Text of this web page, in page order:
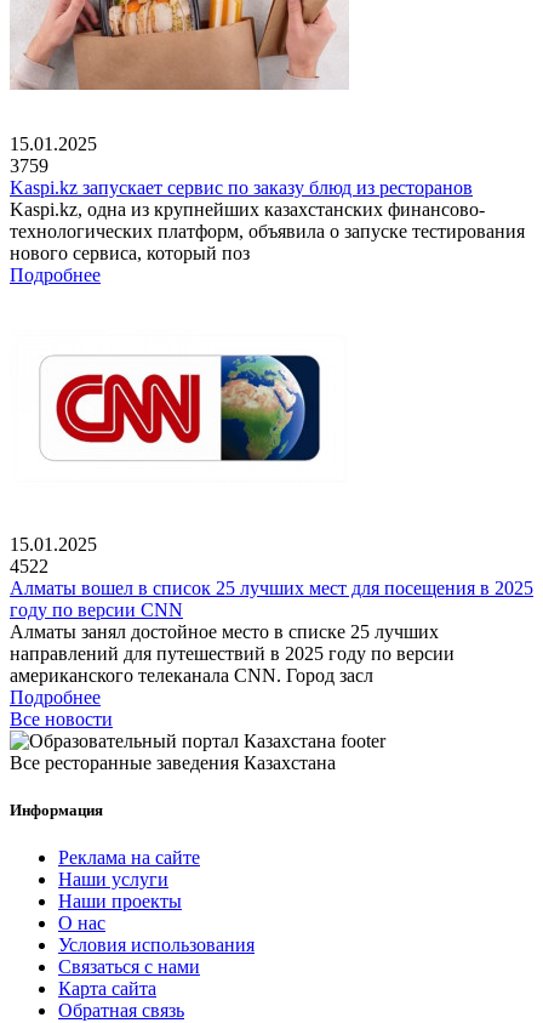
15.01.2025
3759
Kaspi.kz запускает сервис по заказу блюд из ресторанов
Kaspi.kz, одна из крупнейших казахстанских финансово-
технологических платформ, объявила о запуске тестирования
нового сервиса, который поз
Подробнее
15.01.2025
4522
Алматы вошел в список 25 лучших мест для посещения в 2025
году по версии CNN
Алматы занял достойное место в списке 25 лучших
направлений для путешествий в 2025 году по версии
американского телеканала CNN. Город засл
Подробнее
Все новости
Все ресторанные заведения Казахстана
Информация
Реклама на сайте
Наши услуги
Наши проекты
О нас
Условия использования
Связаться с нами
Карта сайта
Обратная связь